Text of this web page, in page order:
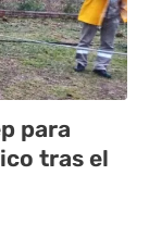
para
tras el